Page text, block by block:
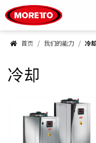
首页 我们的能力 冷
冷却